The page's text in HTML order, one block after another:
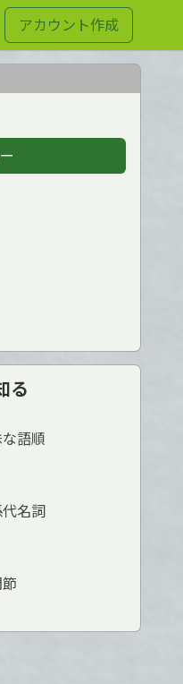
アカウント作成
る
語順
名詞